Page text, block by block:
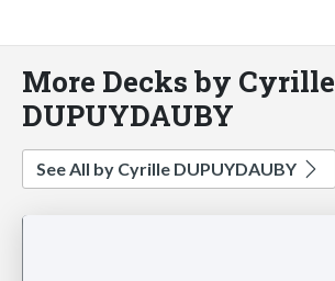
More Decks by Cyrille
DUPUYDAUBY
See All by Cyrille DUPUYDAUBY